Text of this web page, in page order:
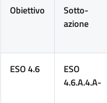
Obiettivo
Sotto-
azione
ESO 4.6
ESO
4.6.A.4.A-